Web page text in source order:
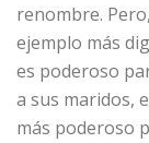
renombre.
ejemplo más
es poderoso
a sus maridos,
más poderoso